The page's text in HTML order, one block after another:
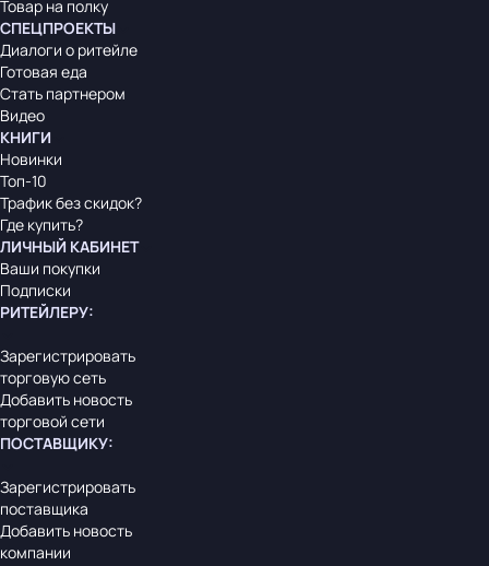
Товар на полку
СПЕЦПРОЕКТЫ
Диалоги о ритейле
Готовая еда
Стать партнером
Видео
КНИГИ
Новинки
Топ-10
Трафик без скидок?
Где купить?
ЛИЧНЫЙ КАБИНЕТ
Ваши покупки
Подписки
РИТЕЙЛЕРУ:
Зарегистрировать
торговую сеть
Добавить новость
торговой сети
ПОСТАВЩИКУ:
Зарегистрировать
поставщика
Добавить новость
компании